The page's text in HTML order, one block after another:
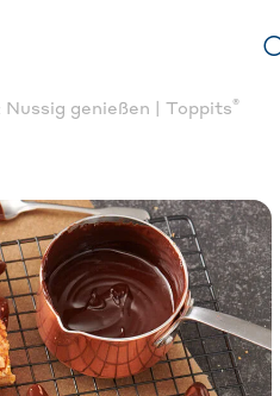
Nussig genießen | Toppits®